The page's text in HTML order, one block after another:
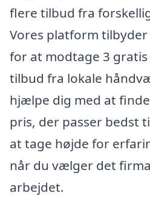
flere tilbud fra
Vores platform
for at modtage 3
tilbud fra lokale
hjælpe dig med at
pris, der passer bedst
at tage højde for
når du vælger det
arbejdet.